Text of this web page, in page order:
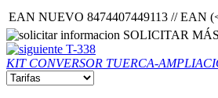
EAN NUEVO 8474407449113 // EAN
SOLICITAR
T-338
KIT CONVERSOR TUERCA-